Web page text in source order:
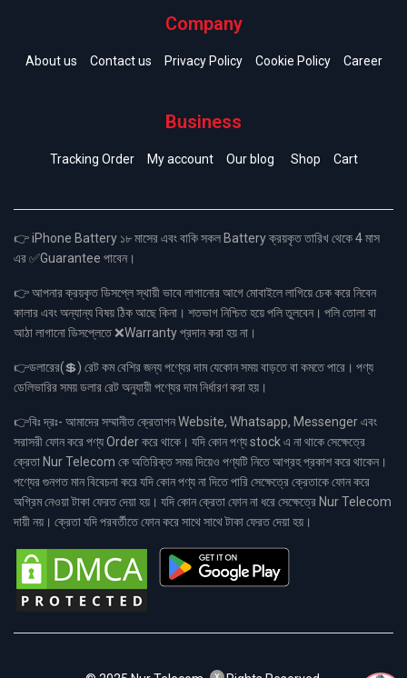
Company
About us Contact us Privacy Policy Cookie Policy Career
Business
Tracking Order My account Our blog Shop Cart
👉 iPhone Battery ১৮ মাসের এবং বাকি সকল Battery ক্রয়কৃত তারিখ থেকে 4 মাস
এর ✅Guarantee পাবেন।
👉 আপনার ক্রয়কৃত ডিসপ্লে স্থায়ী ভাবে লাগানোর আগে মোবাইলে লাগিয়ে চেক করে নিবেন
কালার এবং অন্যান্য বিষয় ঠিক আছে কিনা। শতভাগ নিশ্চিত হয়ে পলি তুলবেন। পলি তোলা বা
আঠা লাগানো ডিসপ্লেতে ❌Warranty প্রদান করা হয় না।
👉ডলারের(💲) রেট কম বেশির জন্য পণ্যের দাম যেকোন সময় বাড়তে বা কমতে পারে। পণ্য
ডেলিভারির সময় ডলার রেট অনুযায়ী পণ্যের দাম নির্ধারণ করা হয়।
👉বিঃ দ্রঃ- আমাদের সম্মানীত ক্রেতাগন Website, Whatsapp, Messenger এবং
সরাসরী ফোন করে পণ্য Order করে থাকে। যদি কোন পণ্য stock এ না থাকে সেক্ষেত্রে
ক্রেতা Nur Telecom কে অতিরিক্ত সময় দিয়েও পণ্যটি নিতে আগ্রহ প্রকাশ করে থাকেন।
পণ্যের গুনগত মান বিবেচনা করে যদি কোন পণ্য না দিতে পারি সেক্ষেত্রে ক্রেতাকে ফোন করে
অগ্রিম নেওয়া টাকা ফেরত দেয়া হয়। যদি কোন ক্রেতা ফোন না ধরে সেক্ষেত্রে Nur Telecom
দায়ী নয়। ক্রেতা যদি পরবর্তীতে ফোন করে সাথে সাথে টাকা ফেরত দেয়া হয়।